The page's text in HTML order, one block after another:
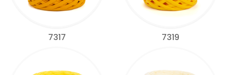
7317 7319